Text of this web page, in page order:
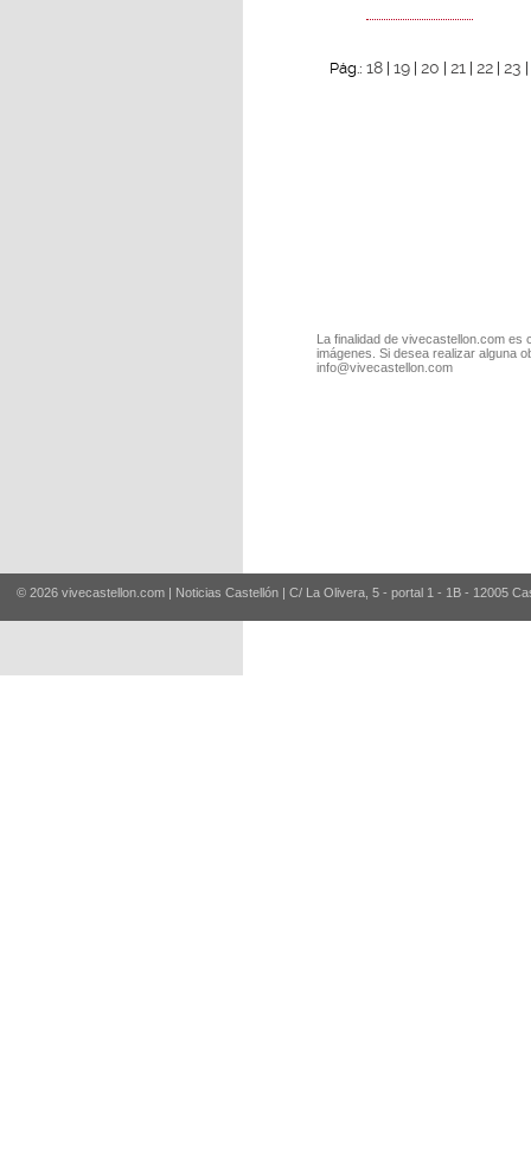
Pág.:18 |19 |20 |21 |22 |23
La finalidad de vivecastellon.com
imágenes. Si desea realizar alguna
info@vivecastellon.com
© 2026 vivecastellon.com | Noticias Castellón | C/ La Olivera, 5 - portal 1 - 1B - 12005